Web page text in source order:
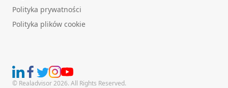
Polityka prywatności
Polityka plików cookie
© Realadvisor 2026. All Rights Reserved.